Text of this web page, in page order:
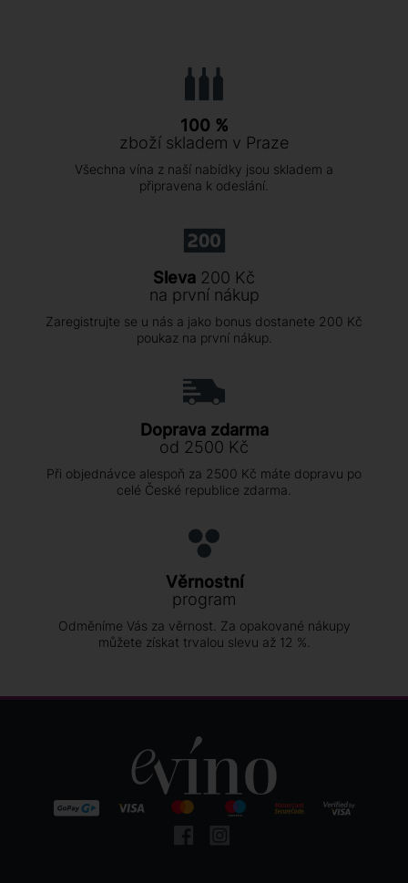
100 %
zboží skladem v Praze
Všechna vína z naší nabídky jsou skladem a
připravena k odeslání.
Sleva 200 Kč
na první nákup
Zaregistrujte se u nás a jako bonus dostanete 200 Kč
poukaz na první nákup.
Doprava zdarma
od 2500 Kč
Při objednávce alespoň za 2500 Kč máte dopravu po
celé České republice zdarma.
Věrnostní
program
Odměníme Vás za věrnost. Za opakované nákupy
můžete získat trvalou slevu až 12 %.